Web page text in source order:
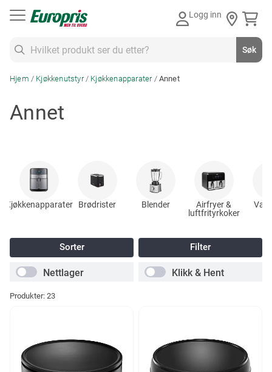
Logg inn
Søk
Hjem Kjøkkenutstyr Kjøkkenapparater Annet
Annet
Kjøkkenapparater Brødrister Blender
Airfryer &
luftfrityrkoker
Nettlager Klikk & Hent
Produkter: 23
Filter
Sorter